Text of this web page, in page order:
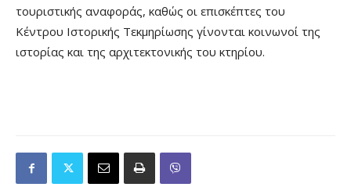
τουριστικής αναφοράς, καθώς οι επισκέπτες του
Κέντρου Ιστορικής Τεκμηρίωσης γίνονται κοινωνοί της
ιστορίας και της αρχιτεκτονικής του κτηρίου.